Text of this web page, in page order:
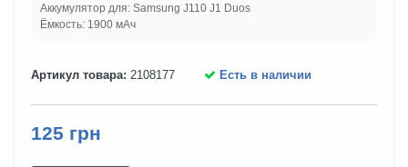
Аккумулятор для: Samsung J110 J1 Duos
Ёмкость: 1900 мАч
Артикул товара: 2108177 Есть в наличии
125 грн